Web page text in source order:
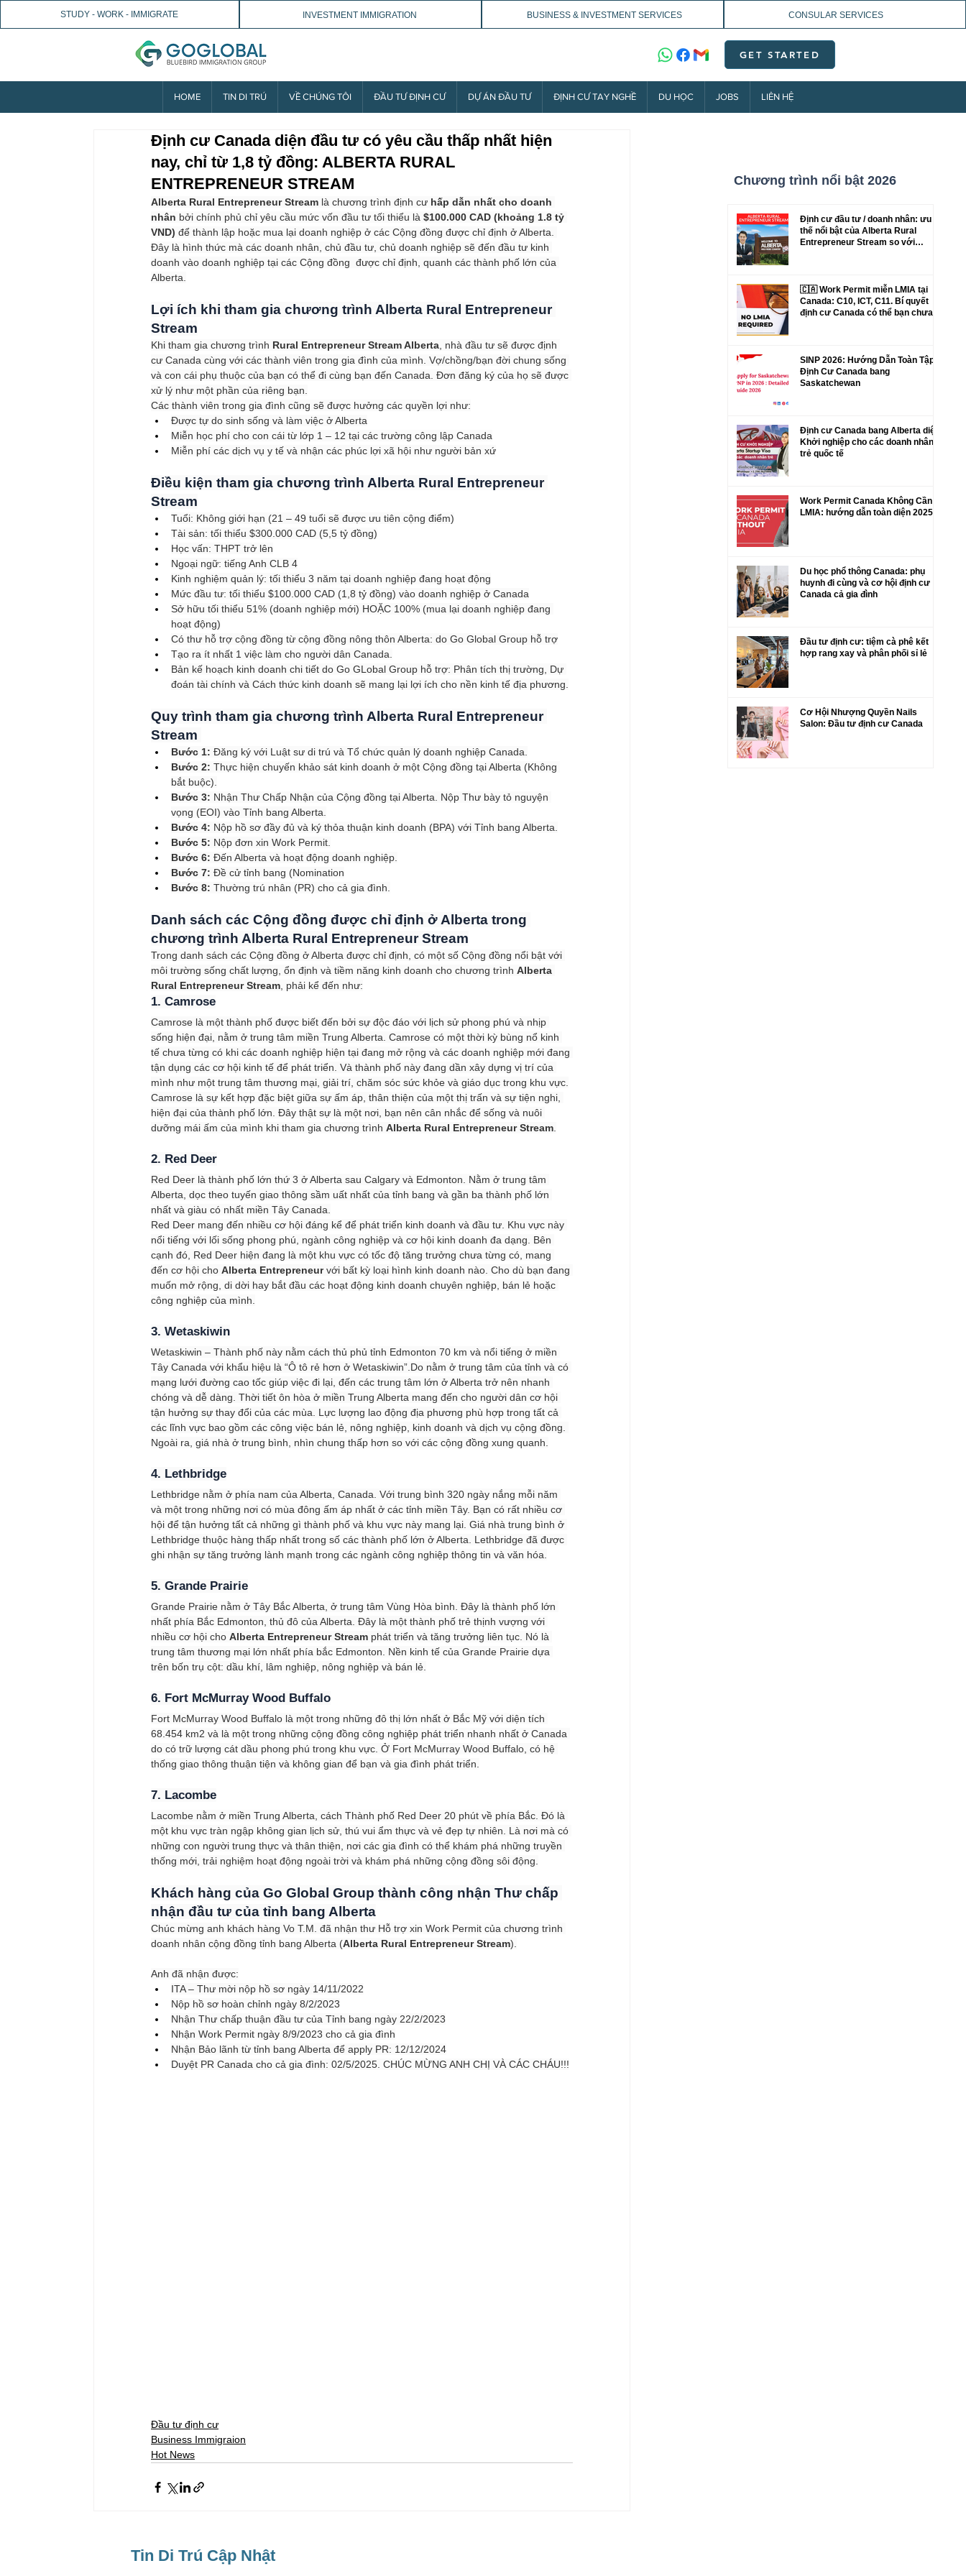
STUDY - WORK - IMMIGRATE INVESTMENT IMMIGRATION BUSINESS & INVESTMENT SERVICES CONSULAR SERVICES
GET STARTED
HOME TIN DI TRÚ VỀ CHÚNG TÔI ĐẦU TƯ ĐỊNH CƯ DỰ ÁN ĐẦU TƯ ĐỊNH CƯ TAY NGHỀ DU HỌC JOBS LIÊN HỆ
Định cư Canada diện đầu tư có yêu cầu thấp nhất hiện
nay, chỉ từ 1,8 tỷ đồng: ALBERTA RURAL
ENTREPRENEUR STREAM
Alberta Rural Entrepreneur Stream là chương trình định cư hấp dẫn nhất cho doanh
nhân bởi chính phủ chỉ yêu cầu mức vốn đầu tư tối thiểu là $100.000 CAD (khoảng 1.8 tỷ
VND) để thành lập hoặc mua lại doanh nghiệp ở các Cộng đồng được chỉ định ở Alberta.
Đây là hình thức mà các doanh nhân, chủ đầu tư, chủ doanh nghiệp sẽ đến đầu tư kinh
doanh vào doanh nghiệp tại các Cộng đồng  được chỉ định, quanh các thành phố lớn của
Alberta.
Lợi ích khi tham gia chương trình Alberta Rural Entrepreneur
Stream
Khi tham gia chương trình Rural Entrepreneur Stream Alberta , nhà đầu tư sẽ được định
cư Canada cùng với các thành viên trong gia đình của mình. Vợ/chồng/bạn đời chung sống
và con cái phụ thuộc của bạn có thể đi cùng bạn đến Canada. Đơn đăng ký của họ sẽ được
xử lý như một phần của riêng bạn.
Các thành viên trong gia đình cũng sẽ được hưởng các quyền lợi như:
Được tự do sinh sống và làm việc ở Alberta
Miễn học phí cho con cái từ lớp 1 – 12 tại các trường công lập Canada
Miễn phí các dịch vụ y tế và nhận các phúc lợi xã hội như người bản xứ
Điều kiện tham gia chương trình Alberta Rural Entrepreneur
Stream
Tuổi: Không giới hạn (21 – 49 tuổi sẽ được ưu tiên cộng điểm)
Tài sản: tối thiểu $300.000 CAD (5,5 tỷ đồng)
Học vấn: THPT trở lên
Ngoại ngữ: tiếng Anh CLB 4
Kinh nghiệm quản lý: tối thiểu 3 năm tại doanh nghiệp đang hoạt động
Mức đầu tư: tối thiểu $100.000 CAD (1,8 tỷ đồng) vào doanh nghiệp ở Canada
Sở hữu tối thiểu 51% (doanh nghiệp mới) HOẶC 100% (mua lại doanh nghiệp đang
hoạt động)
Có thư hỗ trợ cộng đồng từ cộng đồng nông thôn Alberta: do Go Global Group hỗ trợ
Tạo ra ít nhất 1 việc làm cho người dân Canada.
Bản kế hoạch kinh doanh chi tiết do Go GLobal Group hỗ trợ: Phân tích thị trường, Dự
đoán tài chính và Cách thức kinh doanh sẽ mang lại lợi ích cho nền kinh tế địa phương.
Quy trình tham gia chương trình Alberta Rural Entrepreneur
Stream
Bước 1: Đăng ký với Luật sư di trú và Tổ chức quản lý doanh nghiệp Canada.
Bước 2: Thực hiện chuyến khảo sát kinh doanh ở một Cộng đồng tại Alberta (Không
bắt buộc).
Bước 3: Nhận Thư Chấp Nhận của Cộng đồng tại Alberta. Nộp Thư bày tỏ nguyện
vọng (EOI) vào Tỉnh bang Alberta.
Bước 4: Nộp hồ sơ đầy đủ và ký thỏa thuận kinh doanh (BPA) với Tỉnh bang Alberta.
Bước 5: Nộp đơn xin Work Permit.
Bước 6: Đến Alberta và hoạt động doanh nghiệp.
Bước 7: Đề cử tỉnh bang (Nomination
Bước 8: Thường trú nhân (PR) cho cả gia đình.
Danh sách các Cộng đồng được chỉ định ở Alberta trong
chương trình Alberta Rural Entrepreneur Stream
Trong danh sách các Cộng đồng ở Alberta được chỉ định, có một số Cộng đồng nổi bật với
môi trường sống chất lượng, ổn định và tiềm năng kinh doanh cho chương trình Alberta
Rural Entrepreneur Stream , phải kể đến như:
1. Camrose
Camrose là một thành phố được biết đến bởi sự độc đáo với lịch sử phong phú và nhịp
sống hiện đại, nằm ở trung tâm miền Trung Alberta. Camrose có một thời kỳ bùng nổ kinh
tế chưa từng có khi các doanh nghiệp hiện tại đang mở rộng và các doanh nghiệp mới đang
tận dụng các cơ hội kinh tế để phát triển. Và thành phố này đang dần xây dựng vị trí của
mình như một trung tâm thương mại, giải trí, chăm sóc sức khỏe và giáo dục trong khu vực.
Camrose là sự kết hợp đặc biệt giữa sự ấm áp, thân thiện của một thị trấn và sự tiện nghi,
hiện đại của thành phố lớn. Đây thật sự là một nơi, bạn nên cân nhắc để sống và nuôi
dưỡng mái ấm của mình khi tham gia chương trình Alberta Rural Entrepreneur Stream
2. Red Deer
Red Deer là thành phố lớn thứ 3 ở Alberta sau Calgary và Edmonton. Nằm ở trung tâm
Alberta, dọc theo tuyến giao thông sầm uất nhất của tỉnh bang và gần ba thành phố lớn
nhất và giàu có nhất miền Tây Canada.
Red Deer mang đến nhiều cơ hội đáng kể để phát triển kinh doanh và đầu tư. Khu vực này
nổi tiếng với lối sống phong phú, ngành công nghiệp và cơ hội kinh doanh đa dạng. Bên
cạnh đó, Red Deer hiện đang là một khu vực có tốc độ tăng trưởng chưa từng có, mang
đến cơ hội cho Alberta Entrepreneur với bất kỳ loại hình kinh doanh nào. Cho dù bạn đang
muốn mở rộng, di dời hay bắt đầu các hoạt động kinh doanh chuyên nghiệp, bán lẻ hoặc
công nghiệp của mình.
3. Wetaskiwin
Wetaskiwin – Thành phố này nằm cách thủ phủ tỉnh Edmonton 70 km và nổi tiếng ở miền
Tây Canada với khẩu hiệu là “Ô tô rẻ hơn ở Wetaskiwin”.Do nằm ở trung tâm của tỉnh và có
mạng lưới đường cao tốc giúp việc đi lại, đến các trung tâm lớn ở Alberta trở nên nhanh
chóng và dễ dàng. Thời tiết ôn hòa ở miền Trung Alberta mang đến cho người dân cơ hội
tận hưởng sự thay đổi của các mùa. Lực lượng lao động địa phương phù hợp trong tất cả
các lĩnh vực bao gồm các công việc bán lẻ, nông nghiệp, kinh doanh và dịch vụ cộng đồng.
Ngoài ra, giá nhà ở trung bình, nhìn chung thấp hơn so với các cộng đồng xung quanh.
4. Lethbridge
Lethbridge nằm ở phía nam của Alberta, Canada. Với trung bình 320 ngày nắng mỗi năm
và một trong những nơi có mùa đông ấm áp nhất ở các tỉnh miền Tây. Bạn có rất nhiều cơ
hội để tận hưởng tất cả những gì thành phố và khu vực này mang lại. Giá nhà trung bình ở
Lethbridge thuộc hàng thấp nhất trong số các thành phố lớn ở Alberta. Lethbridge đã được
ghi nhận sự tăng trưởng lành mạnh trong các ngành công nghiệp thông tin và văn hóa.
5. Grande Prairie
Grande Prairie nằm ở Tây Bắc Alberta, ở trung tâm Vùng Hòa bình. Đây là thành phố lớn
nhất phía Bắc Edmonton, thủ đô của Alberta. Đây là một thành phố trẻ thịnh vượng với
nhiều cơ hội cho Alberta Entrepreneur Stream phát triển và tăng trưởng liên tục. Nó là
trung tâm thương mại lớn nhất phía bắc Edmonton. Nền kinh tế của Grande Prairie dựa
trên bốn trụ cột: dầu khí, lâm nghiệp, nông nghiệp và bán lẻ.
6. Fort McMurray Wood Buffalo
Fort McMurray Wood Buffalo là một trong những đô thị lớn nhất ở Bắc Mỹ với diện tích
68.454 km2 và là một trong những cộng đồng công nghiệp phát triển nhanh nhất ở Canada
do có trữ lượng cát dầu phong phú trong khu vực. Ở Fort McMurray Wood Buffalo, có hệ
thống giao thông thuận tiện và không gian để bạn và gia đình phát triển.
7. Lacombe
Lacombe nằm ở miền Trung Alberta, cách Thành phố Red Deer 20 phút về phía Bắc. Đó là
một khu vực tràn ngập không gian lịch sử, thú vui ẩm thực và vẻ đẹp tự nhiên. Là nơi mà có
những con người trung thực và thân thiện, nơi các gia đình có thể khám phá những truyền
thống mới, trải nghiệm hoạt động ngoài trời và khám phá những cộng đồng sôi động.
Khách hàng của Go Global Group thành công nhận Thư chấp
nhận đầu tư của tỉnh bang Alberta
Chúc mừng anh khách hàng Vo T.M. đã nhận thư Hỗ trợ xin Work Permit của chương trình
doanh nhân cộng đồng tỉnh bang Alberta (Alberta Rural Entrepreneur Stream).
Anh đã nhận được:
ITA – Thư mời nộp hồ sơ ngày 14/11/2022
Nộp hồ sơ hoàn chỉnh ngày 8/2/2023
Nhận Thư chấp thuận đầu tư của Tỉnh bang ngày 22/2/2023
Nhận Work Permit ngày 8/9/2023 cho cả gia đình
Nhận Bảo lãnh từ tỉnh bang Alberta để apply PR: 12/12/2024
Duyệt PR Canada cho cả gia đình: 02/5/2025. CHÚC MỪNG ANH CHỊ VÀ CÁC CHÁU!!!
Đầu tư định cư
Business Immigraion
Hot News
Chương trình nổi bật 2026
Định cư đầu tư / doanh nhân: ưu
thế nổi bật của Alberta Rural
Entrepreneur Stream so với
🇨🇦 Work Permit miễn LMIA tại
Canada: C10, ICT, C11. Bí quyết
định cư Canada có thể bạn chưa
SINP 2026: Hướng Dẫn Toàn Tập
Định Cư Canada bang
Saskatchewan
Định cư Canada bang Alberta diện
Khởi nghiệp cho các doanh nhân
trẻ quốc tế
Work Permit Canada Không Cần
LMIA: hướng dẫn toàn diện 2025
Du học phổ thông Canada: phụ
huynh đi cùng và cơ hội định cư
Canada cả gia đình
Đầu tư định cư: tiệm cà phê kết
hợp rang xay và phân phối sỉ lẻ
Cơ Hội Nhượng Quyền Nails
Salon: Đầu tư định cư Canada
Tin Di Trú Cập Nhật